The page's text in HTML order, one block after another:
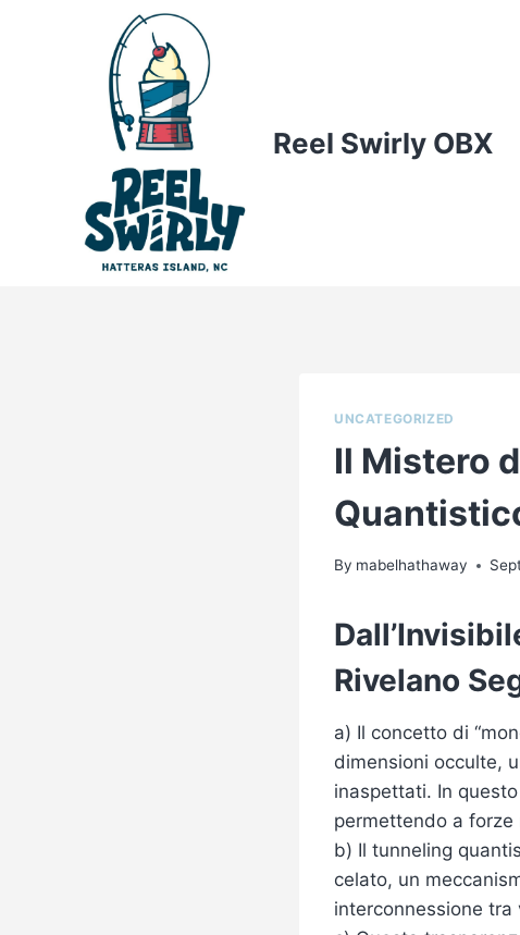
Reel Swirly OBX
UNCATEGORIZED
Il Mistero
By mabelhathaway
Rivelano
a) Il concetto di
dimensioni occulte,
inaspettati. In
permettendo a
b) Il tunneling
celato, un
interconnessione tra